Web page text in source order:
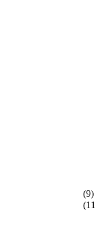
(9)